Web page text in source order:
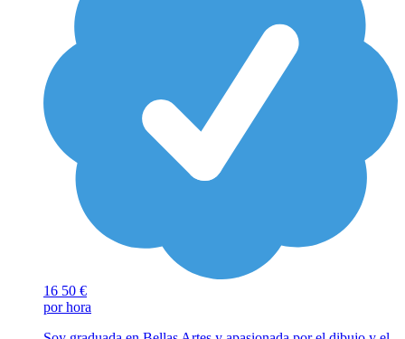
16 50 €
por hora